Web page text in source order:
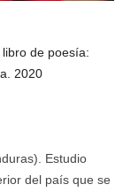
de poesía:
2020
Estudio
del país que se